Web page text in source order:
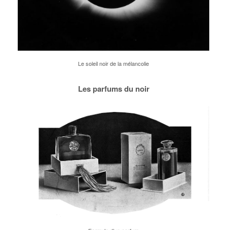
Le soleil noir de la mélancolie
Les parfums du noir